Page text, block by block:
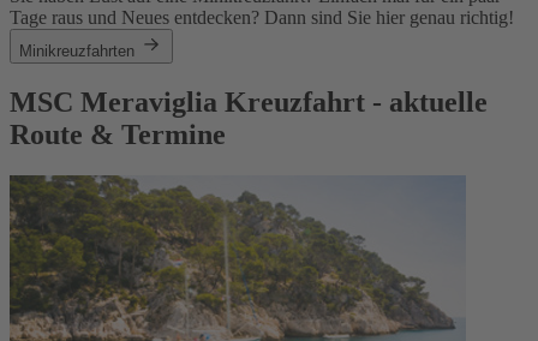
Tage raus und Neues entdecken? Dann sind Sie hier genau richtig!
Minikreuzfahrten
MSC Meraviglia Kreuzfahrt - aktuelle
Route & Termine